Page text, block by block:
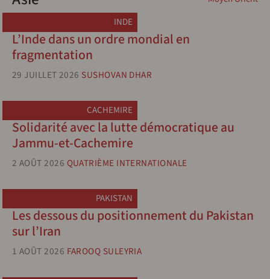
INDE
L’Inde dans un ordre mondial en
fragmentation
29 JUILLET 2026 SUSHOVAN DHAR
CACHEMIRE
Solidarité avec la lutte démocratique au
Jammu-et-Cachemire
2 AOÛT 2026 QUATRIÈME INTERNATIONALE
PAKISTAN
Les dessous du positionnement du Pakistan
sur l’Iran
1 AOÛT 2026 FAROOQ SULEYRIA